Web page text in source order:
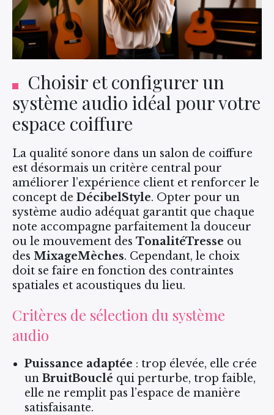
Choisir et configurer un
système audio idéal pour votre
espace coiffure
La qualité sonore dans un salon de coiffure
est désormais un critère central pour
améliorer l’expérience client et renforcer le
concept de DécibelStyle. Opter pour un
système audio adéquat garantit que chaque
note accompagne parfaitement la douceur
ou le mouvement des TonalitéTresse ou
des MixageMèches. Cependant, le choix
doit se faire en fonction des contraintes
spatiales et acoustiques du lieu.
Critères de sélection du système
audio
Puissance adaptée : trop élevée, elle crée
un BruitBouclé qui perturbe, trop faible,
elle ne remplit pas l’espace de manière
satisfaisante.